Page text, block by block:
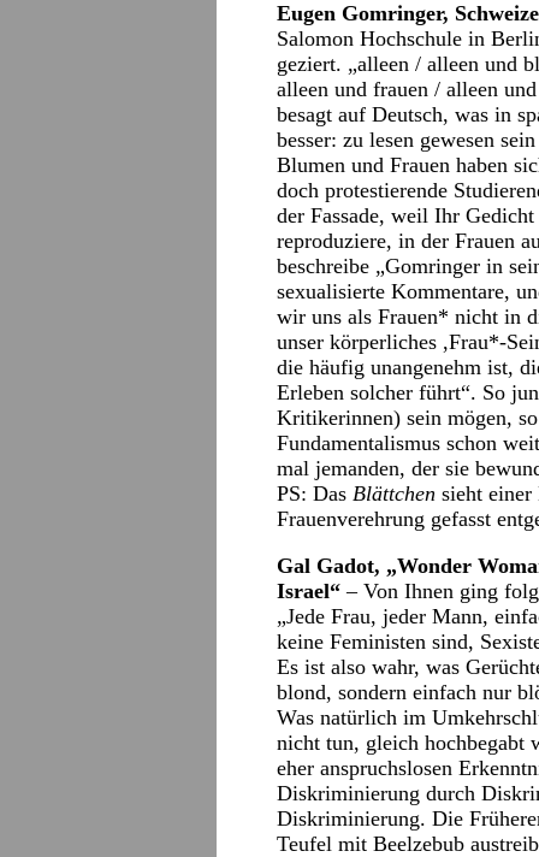
Eugen Gomringer,
Salomon Hochschule in
geziert. „alleen / alleen und
alleen und frauen / alleen
besagt auf Deutsch, was in
besser: zu lesen gewesen
Blumen und Frauen haben
doch protestierende
der Fassade, weil Ihr
reproduziere, in der Frauen
beschreibe „Gomringer in
sexualisierte Kommentare,
wir uns als Frauen* nicht in
unser körperliches ,Frau*-
die häufig unangenehm ist,
Erleben solcher führt“. So
Kritikerinnen) sein mögen,
Fundamentalismus schon
mal jemanden, der sie
PS: Das Blättchen sieht
Frauenverehrung gefasst
Gal Gadot, „Wonder
Israel“ – Von Ihnen ging
„Jede Frau, jeder Mann,
keine Feministen sind,
Es ist also wahr, was
blond, sondern einfach nur
Was natürlich im
nicht tun, gleich hochbegabt
eher anspruchslosen
Diskriminierung durch
Diskriminierung. Die
Teufel mit Beelzebub